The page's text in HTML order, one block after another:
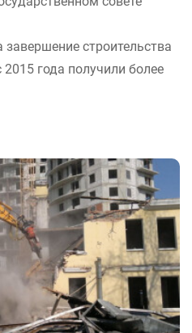
строительства
года получили более